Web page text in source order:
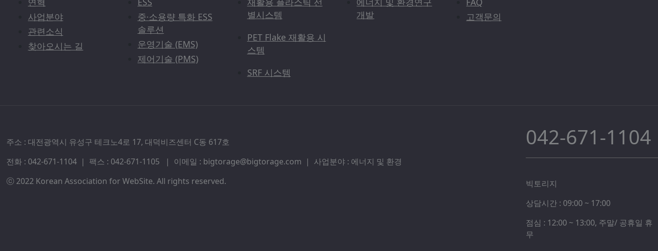
사업분야
관련소식
찾아오시는 길
중·소용량 특화 ESS
솔루션
운영기술 (EMS)
제어기술 (PMS)
별시스템
PET Flake 재활용 시
스템
SRF 시스템
개발
고객문의
주소 : 대전광역시 유성구 테크노4로 17, 대덕비즈센터 C동 617호
전화 : 042-671-1104 | 팩스 : 042-671-1105 | 이메일 : bigtorage@bigtorage.com | 사업분야 : 에너지 및 환경
ⓒ 2022 Korean Association for WebSite. All rights reserved.
042-671-1104
빅토리지
상담시간 : 09:00 ~ 17:00
점심 : 12:00 ~ 13:00, 주말/ 공휴일 휴
무